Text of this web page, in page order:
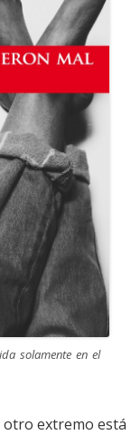
solamente en el
otro extremo